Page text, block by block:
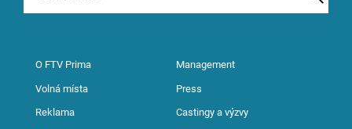
O FTV Prima Management
Volná místa Press
Reklama Castingy a výzvy